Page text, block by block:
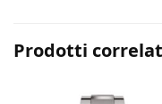
Prodotti